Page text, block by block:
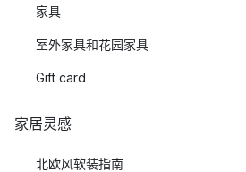
家具
室外家具和花园家具
Gift card
家居灵感
北欧风软装指南